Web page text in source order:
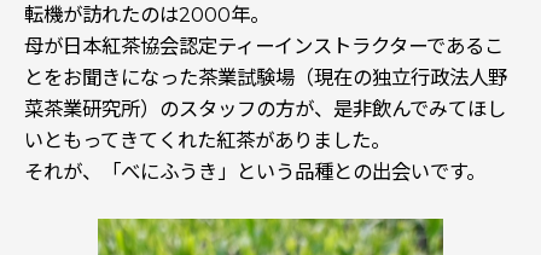
転機が訪れたのは2000年。
母が日本紅茶協会認定ティーインストラクターであるこ
とをお聞きになった茶業試験場（現在の独立行政法人野
菜茶業研究所）のスタッフの方が、是非飲んでみてほし
いともってきてくれた紅茶がありました。
それが、「べにふうき」という品種との出会いです。